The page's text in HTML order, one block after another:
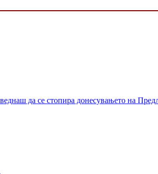
да се стопира донесувањето на